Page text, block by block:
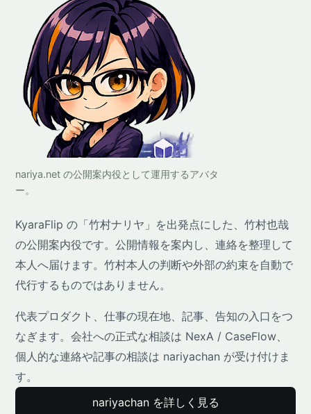
nariya.net の公開案内役として運用するアバタ
ー。
KyaraFlip の「竹村ナリヤ」を出発点にした、竹村也哉
の公開案内役です。公開情報を案内し、連絡を整理して
本人へ届けます。竹村本人の判断や外部の約束を自動で
代行するものではありません。
代表プロダクト、仕事の現在地、記事、告知の入口をつ
なぎます。会社への正式な相談は NexA / CaseFlow、
個人的な連絡や記事の相談は nariyachan が受け付けま
す。
nariyachan を詳しく見る